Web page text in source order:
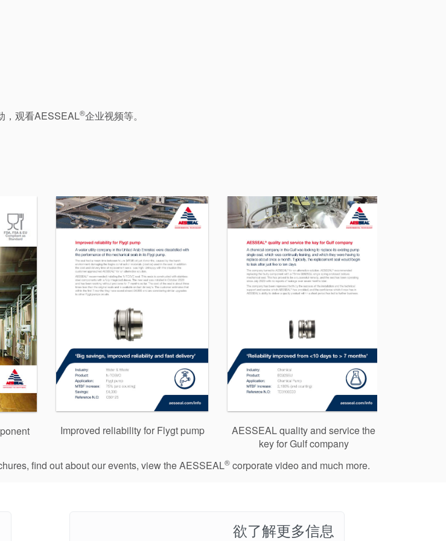
，观看AESSEAL®企业视频等。
Improved reliability for Flygt pump
AESSEAL quality and service the
key for Gulf company
find out about our events, view the AESSEAL® corporate video and much more.
欲了解更多信息